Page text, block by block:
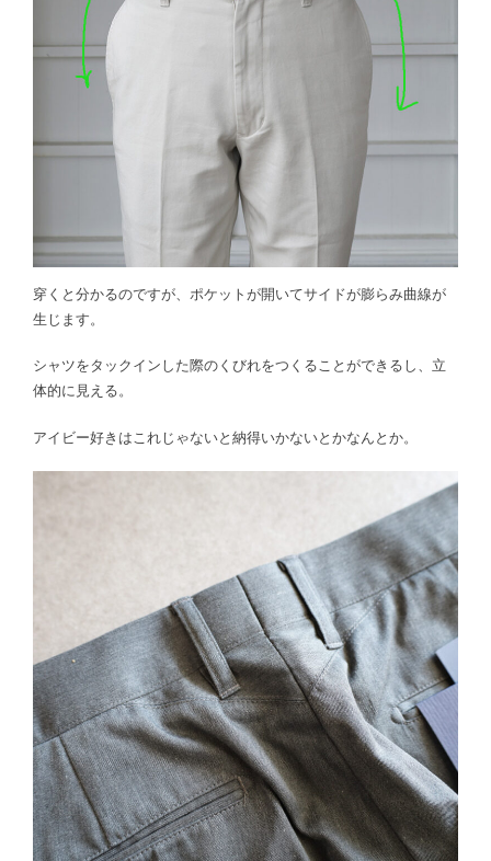
穿くと分かるのですが、ポケットが開いてサイドが膨らみ曲線が
生じます。
シャツをタックインした際のくびれをつくることができるし、立
体的に見える。
アイビー好きはこれじゃないと納得いかないとかなんとか。